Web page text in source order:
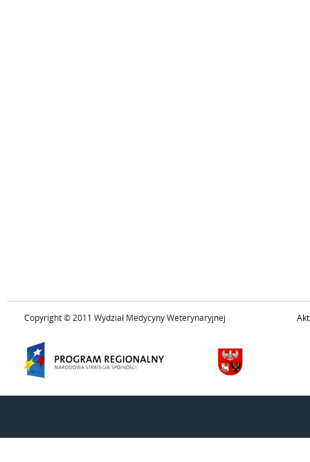
Copyright © 2011 Wydział Medycyny Weterynaryjnej